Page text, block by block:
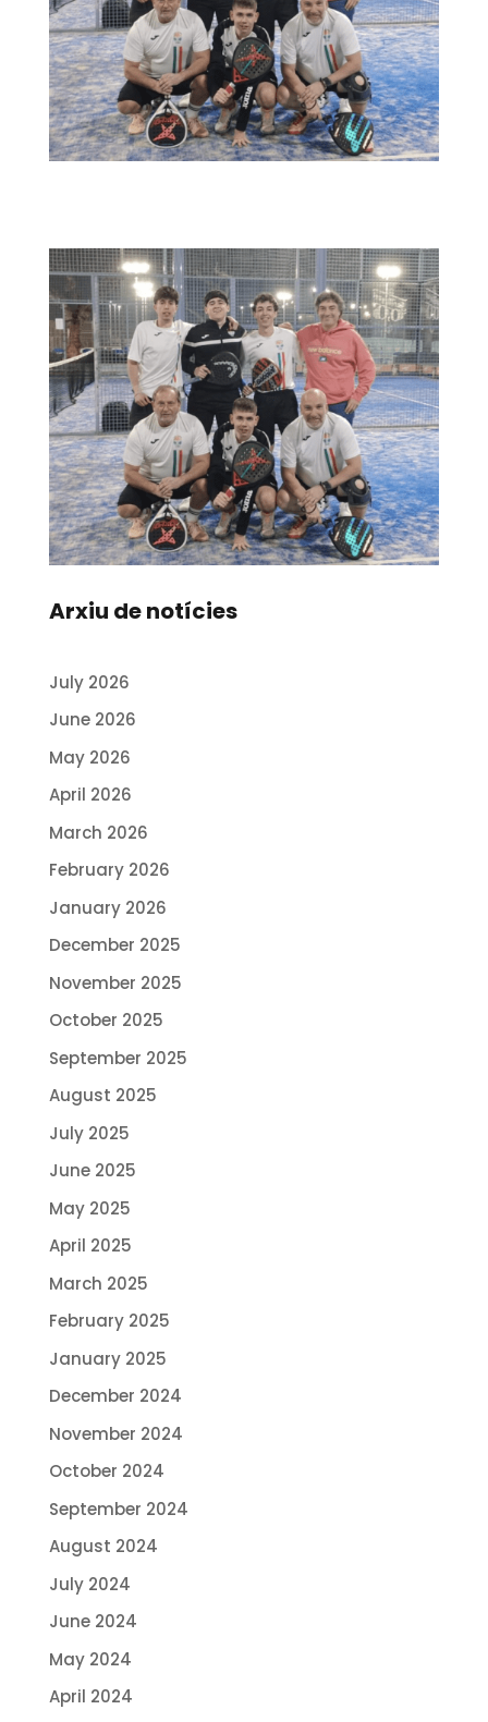
Arxiu de notícies
July 2026
June 2026
May 2026
April 2026
March 2026
February 2026
January 2026
December 2025
November 2025
October 2025
September 2025
August 2025
July 2025
June 2025
May 2025
April 2025
March 2025
February 2025
January 2025
December 2024
November 2024
October 2024
September 2024
August 2024
July 2024
June 2024
May 2024
April 2024